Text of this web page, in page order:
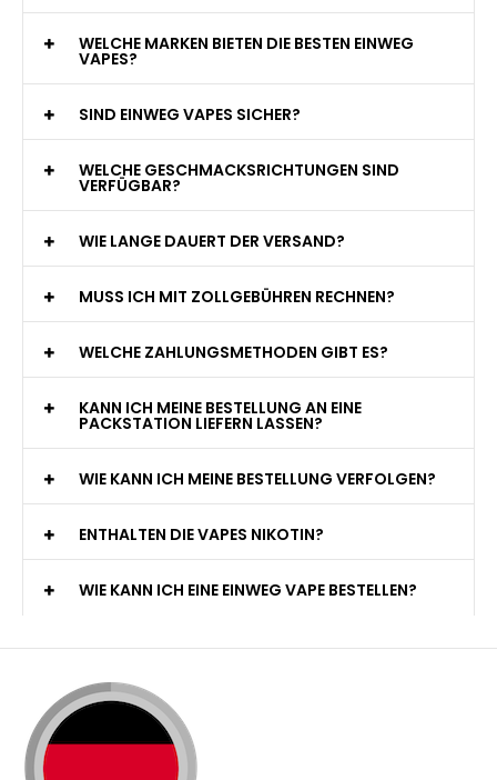
WELCHE MARKEN BIETEN DIE BESTEN EINWEG
VAPES?
SIND EINWEG VAPES SICHER?
WELCHE GESCHMACKSRICHTUNGEN SIND
VERFÜGBAR?
WIE LANGE DAUERT DER VERSAND?
MUSS ICH MIT ZOLLGEBÜHREN RECHNEN?
WELCHE ZAHLUNGSMETHODEN GIBT ES?
KANN ICH MEINE BESTELLUNG AN EINE
PACKSTATION LIEFERN LASSEN?
WIE KANN ICH MEINE BESTELLUNG VERFOLGEN?
ENTHALTEN DIE VAPES NIKOTIN?
WIE KANN ICH EINE EINWEG VAPE BESTELLEN?